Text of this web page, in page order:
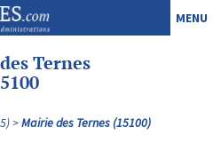
MENU
Ternes
Mairie des Ternes (15100)